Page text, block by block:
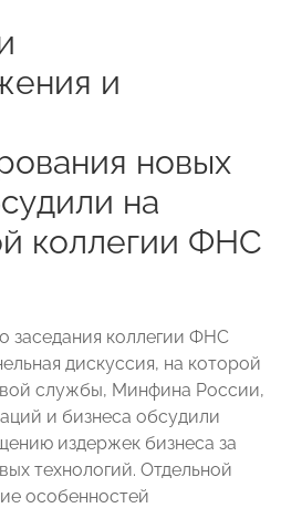
и
новых
на
коллегии ФНС
заседания коллегии ФНС
дискуссия, на которой
службы, Минфина России,
и бизнеса обсудили
издержек бизнеса за
технологий. Отдельной
особенностей